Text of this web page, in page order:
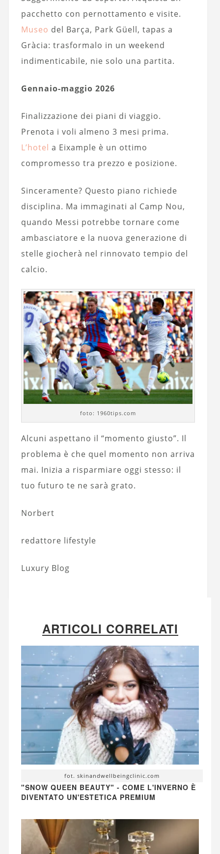
pacchetto con pernottamento e visite.
Museo del Barça, Park Güell, tapas a
Gràcia: trasformalo in un weekend
indimenticabile, nie solo una partita.
Gennaio-maggio 2026
Finalizzazione dei piani di viaggio.
Prenota i voli almeno 3 mesi prima.
L’hotel a Eixample è un ottimo
compromesso tra prezzo e posizione.
Sinceramente? Questo piano richiede
disciplina. Ma immaginati al Camp Nou,
quando Messi potrebbe tornare come
ambasciatore e la nuova generazione di
stelle giocherà nel rinnovato tempio del
calcio.
foto: 1960tips.com
Alcuni aspettano il “momento giusto”. Il
problema è che quel momento non arriva
mai. Inizia a risparmiare oggi stesso: il
tuo futuro te ne sarà grato.
Norbert
redattore lifestyle
Luxury Blog
ARTICOLI CORRELATI
fot. skinandwellbeingclinic.com
"SNOW QUEEN BEAUTY" - COME L'INVERNO È
DIVENTATO UN'ESTETICA PREMIUM